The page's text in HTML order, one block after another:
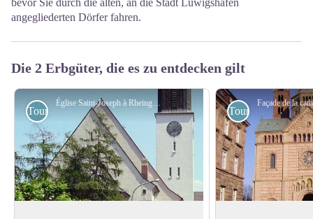
angegliederten Dörfer fahren.
Die 2 Erbgüter, die es zu entdecken gilt
Église Saint-Joseph à Rheingönheim - Wikimedia Commons Immanuel Giel
Touristisch Touristisch